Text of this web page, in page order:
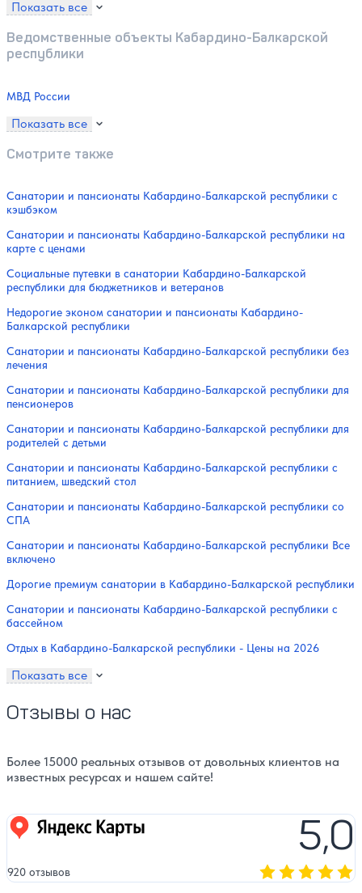
Показать все
Ведомственные объекты Кабардино-Балкарской
республики
МВД России
Показать все
Смотрите также
Санатории и пансионаты Кабардино-Балкарской республики с
кэшбэком
Санатории и пансионаты Кабардино-Балкарской республики на
карте с ценами
Социальные путевки в санатории Кабардино-Балкарской
республики для бюджетников и ветеранов
Недорогие эконом санатории и пансионаты Кабардино-
Балкарской республики
Санатории и пансионаты Кабардино-Балкарской республики без
лечения
Санатории и пансионаты Кабардино-Балкарской республики для
пенсионеров
Санатории и пансионаты Кабардино-Балкарской республики для
родителей с детьми
Санатории и пансионаты Кабардино-Балкарской республики с
питанием, шведский стол
Санатории и пансионаты Кабардино-Балкарской республики со
СПА
Санатории и пансионаты Кабардино-Балкарской республики Все
включено
Дорогие премиум санатории в Кабардино-Балкарской республики
Санатории и пансионаты Кабардино-Балкарской республики с
бассейном
Отдых в Кабардино-Балкарской республики - Цены на 2026
Показать все
Отзывы о нас
Более 15000 реальных отзывов от довольных клиентов на
известных ресурсах и нашем сайте!
Яндекс карты 5,0
920 отзывов